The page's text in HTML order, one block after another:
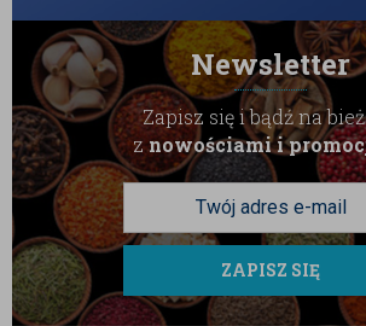
Newsletter
Zapisz się i bądź na
znowościami i
ZAPISZ SIĘ